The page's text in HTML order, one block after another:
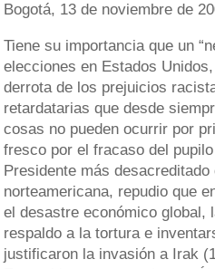
Bogotá, 13 de noviembre de
Tiene su importancia que un
elecciones en Estados
derrota de los prejuicios
retardatarias que desde
cosas no pueden ocurrir por
fresco por el fracaso del
Presidente más
norteamericana, repudio que
el desastre económico global,
respaldo a la tortura e
justificaron la invasión a Irak